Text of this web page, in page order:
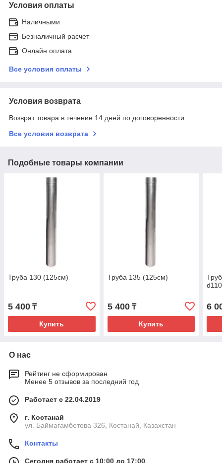
Условия оплаты
Наличными
Безналичный расчет
Онлайн оплата
Все условия оплаты
Условия возврата
Возврат товара в течение 14 дней по договоренности
Все условия возврата
Подобные товары компании
Труба 130 (125см)
5 400 ₸
Купить
Труба 135 (125см)
5 400₸
Купить
6
О нас
Рейтинг не сформирован
Менее 5 отзывов за последний год
Работает с 22.04.2019
г. Костанай
ул. Баймагамбетова 326, Костанай, Казахстан
Контакты
Сегодня работает с 10:00 до 17:00